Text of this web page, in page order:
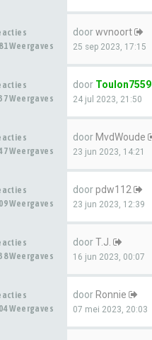
Weergaves
doorwvnoort
25 sep 2023, 17:15
Weergaves
door Toulon7559
24 jul 2023, 21:50
Weergaves
door MvdWoude
23 jun 2023, 14:21
Weergaves
doorpdw112
23 jun 2023, 12:39
Weergaves
doorT.J.
16 jun 2023, 00:07
Weergaves
door Ronnie
07 mei 2023, 20:03